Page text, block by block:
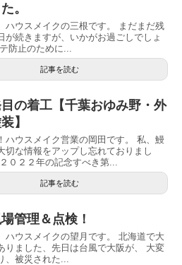
。
ハウスメイクの三根です。 まだまだ残
が続きますが、いかがお過ごしでしょ
防止のために...
記事を読む
の着工【千葉おゆみ野・外
】
ハウスメイク営業の岡田です。 私、鰻
切な情報をアップし忘れておりまし
０２２年の記念すべき第...
記事を読む
管理＆点検！
ハウスメイクの望月です。 北海道で大
りました、先日は台風で大阪が、 大変
、被災された...